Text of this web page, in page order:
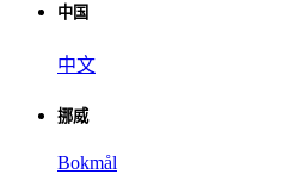
中国
中文
挪威
Bokmål